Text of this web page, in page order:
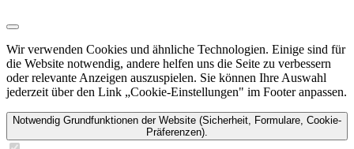
Wir verwenden Cookies und ähnliche Technologien. Einige sind für
die Website notwendig, andere helfen uns die Seite zu verbessern
oder relevante Anzeigen auszuspielen. Sie können Ihre Auswahl
jederzeit über den Link „Cookie-Einstellungen" im Footer anpassen.
Notwendig Grundfunktionen der Website (Sicherheit, Formulare, Cookie-
Präferenzen).